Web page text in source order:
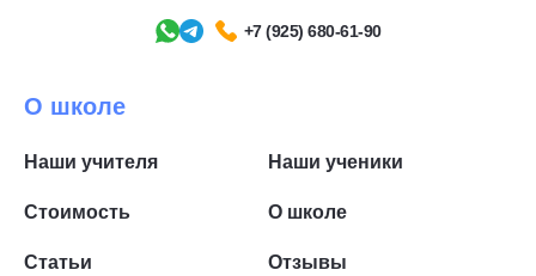
+7 (925) 680-61-90
О школе
Наши учителя Наши ученики
Стоимость О школе
Статьи Отзывы